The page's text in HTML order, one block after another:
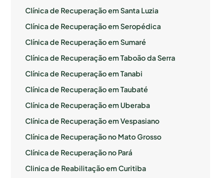
Clínica de Recuperação em Santa Luzia
Clínica de Recuperação em Seropédica
Clínica de Recuperação em Sumaré
Clínica de Recuperação em Taboão da Serra
Clínica de Recuperação em Tanabi
Clínica de Recuperação em Taubaté
Clínica de Recuperação em Uberaba
Clínica de Recuperação em Vespasiano
Clínica de Recuperação no Mato Grosso
Clínica de Recuperação no Pará
Clinica de Reabilitação em Curitiba